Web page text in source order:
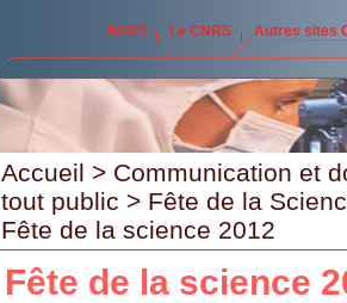
IN2P3 Le CNRS Autres sites
Accueil > Communication et
tout public > Fête de la
Fête de la science 2012
Fête de la science